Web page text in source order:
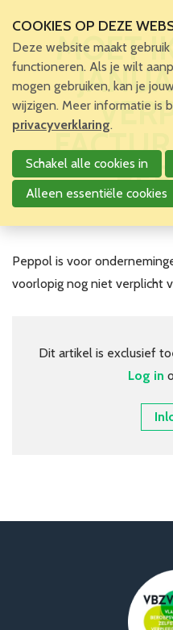
MOET
Peppol is voor
voorlopig nog niet verplicht
Dit artikel is exclusief
Log in
COOKIES OP DEZE
Deze website maakt
functioneren. Als je wilt
mogen gebruiken, kan je
wijzigen. Meer informatie is
privacyverklaring.
Schakel alle cookies in
Alleen essentiële cookies